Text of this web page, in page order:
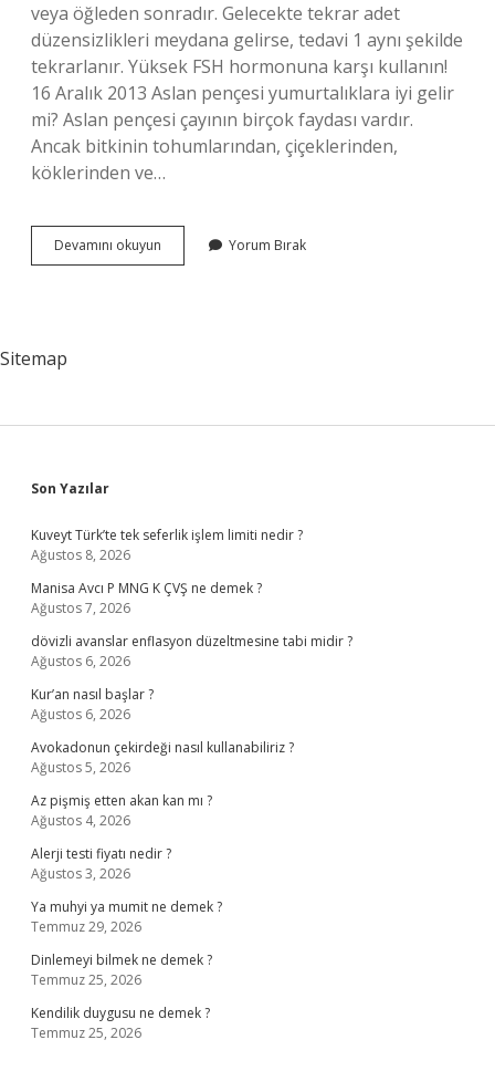
veya öğleden sonradır. Gelecekte tekrar adet
düzensizlikleri meydana gelirse, tedavi 1 aynı şekilde
tekrarlanır. Yüksek FSH hormonuna karşı kullanın!
16 Aralık 2013 Aslan pençesi yumurtalıklara iyi gelir
mi? Aslan pençesi çayının birçok faydası vardır.
Ancak bitkinin tohumlarından, çiçeklerinden,
köklerinden ve…
Devamını okuyun
Pençesi
Yorum Bırak
Sitemap
Sidebar
Son Yazılar
Kuveyt Türk’te tek seferlik işlem limiti nedir ?
Ağustos 8, 2026
Manisa Avcı P MNG K ÇVŞ ne demek ?
Ağustos 7, 2026
dövizli avanslar enflasyon düzeltmesine tabi midir ?
Ağustos 6, 2026
Kur’an nasıl başlar ?
Ağustos 6, 2026
Avokadonun çekirdeği nasıl kullanabiliriz ?
Ağustos 5, 2026
Az pişmiş etten akan kan mı ?
Ağustos 4, 2026
Alerji testi fiyatı nedir ?
Ağustos 3, 2026
Ya muhyi ya mumit ne demek ?
Temmuz 29, 2026
Dinlemeyi bilmek ne demek ?
Temmuz 25, 2026
Kendilik duygusu ne demek ?
Temmuz 25, 2026